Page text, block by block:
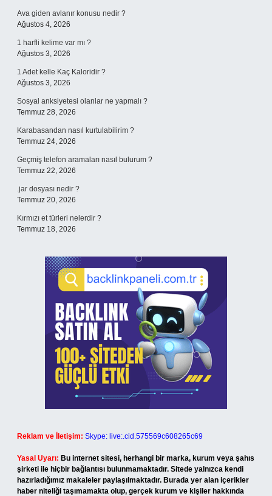
Ava giden avlanır konusu nedir ?
Ağustos 4, 2026
1 harfli kelime var mı ?
Ağustos 3, 2026
1 Adet kelle Kaç Kaloridir ?
Ağustos 3, 2026
Sosyal anksiyetesi olanlar ne yapmalı ?
Temmuz 28, 2026
Karabasandan nasıl kurtulabilirim ?
Temmuz 24, 2026
Geçmiş telefon aramaları nasıl bulurum ?
Temmuz 22, 2026
.jar dosyası nedir ?
Temmuz 20, 2026
Kırmızı et türleri nelerdir ?
Temmuz 18, 2026
Reklam ve İletişim: Skype: live:.cid.575569c608265c69
Yasal Uyarı: Bu internet sitesi, herhangi bir marka, kurum veya şahıs
şirketi ile hiçbir bağlantısı bulunmamaktadır. Sitede yalnızca kendi
hazırladığımız makaleler paylaşılmaktadır. Burada yer alan içerikler
haber niteliği taşımamakta olup, gerçek kurum ve kişiler hakkında